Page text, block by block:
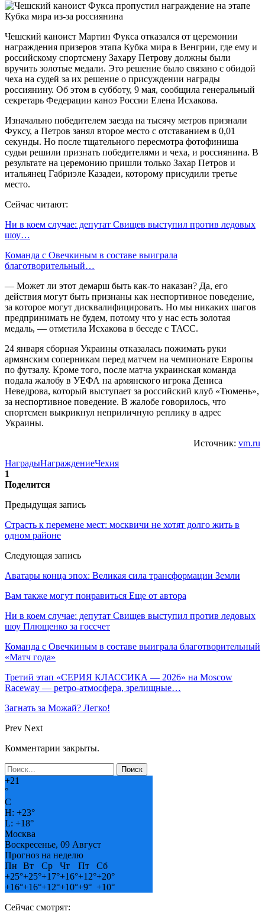
Чешский каноист Мартин Фукса отказался от церемонии
награждения призеров этапа Кубка мира в Венгрии, где ему и
российскому спортсмену Захару Петрову должны были
вручить золотые медали. Это решение было связано с обидой
чеха на судей за их решение о присуждении награды
россиянину. Об этом в субботу, 9 мая, сообщила генеральный
секретарь Федерации каноэ России Елена Исхакова.
Изначально победителем заезда на тысячу метров признали
Фуксу, а Петров занял второе место с отставанием в 0,01
секунды. Но после тщательного пересмотра фотофиниша
судьи решили признать победителями и чеха, и россиянина. В
результате на церемонию пришли только Захар Петров и
итальянец Габриэле Казадеи, которому присудили третье
место.
Сейчас читают:
Ни в коем случае: депутат Свищев выступил против ледовых
шоу…
Команда с Овечкиным в составе выиграла
благотворительный…
— Может ли этот демарш быть как-то наказан? Да, его
действия могут быть признаны как неспортивное поведение,
за которое могут дисквалифицировать. Но мы никаких шагов
предпринимать не будем, потому что у нас есть золотая
медаль, — отметила Исхакова в беседе с ТАСС.
24 января сборная Украины отказалась пожимать руки
армянским соперникам перед матчем на чемпионате Европы
по футзалу. Кроме того, после матча украинская команда
подала жалобу в УЕФА на армянского игрока Дениса
Неведрова, который выступает за российский клуб «Тюмень»,
за неспортивное поведение. В жалобе говорилось, что
спортсмен выкрикнул неприличную реплику в адрес
Украины.
Источник: vm.ru
НаградыНаграждениеЧехия
1
Поделится
Предыдущая запись
Страсть к перемене мест: москвичи не хотят долго жить в
одном районе
Следующая запись
Аватары конца эпох: Великая сила трансформации Земли
Вам также могут понравиться Еще от автора
Ни в коем случае: депутат Свищев выступил против ледовых
шоу Плющенко за госсчет
Команда с Овечкиным в составе выиграла благотворительный
«Матч года»
Третий этап «СЕРИЯ КЛАССИКА — 2026» на Moscow
Raceway — ретро‑атмосфера, зрелищные…
Загнать за Можай? Легко!
Prev Next
Комментарии закрыты.
+21
°
C
H: +23°
L: +18°
Москва
Воскресенье, 09 Август
Прогноз на неделю
Пн
Вт Ср Чт Пт
Сб
+25°+25°+17°+16°+12°+20°
+16°+16°+12°+10°+9° +10°
Сейчас смотрят: